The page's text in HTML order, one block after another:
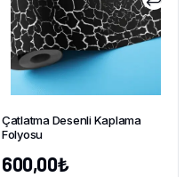
Çatlatma Desenli Kaplama
Folyosu
600,00₺